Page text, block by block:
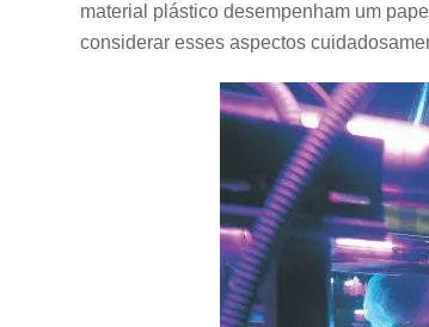
material plástico desempenham um
considerar esses aspectos